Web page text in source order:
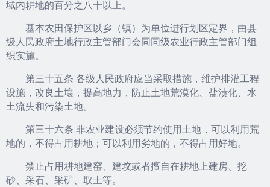
域内耕地的百分之八十以上。
基本农田保护区以乡（镇）为单位进行划区定界，由县
级人民政府土地行政主管部门会同同级农业行政主管部门组
织实施。
第三十五条 各级人民政府应当采取措施，维护排灌工程
设施，改良土壤，提高地力，防止土地荒漠化、盐渍化、水
土流失和污染土地。
第三十六条 非农业建设必须节约使用土地，可以利用荒
地的，不得占用耕地；可以利用劣地的，不得占用好地。
禁止占用耕地建窑、建坟或者擅自在耕地上建房、挖
砂、采石、采矿、取土等。